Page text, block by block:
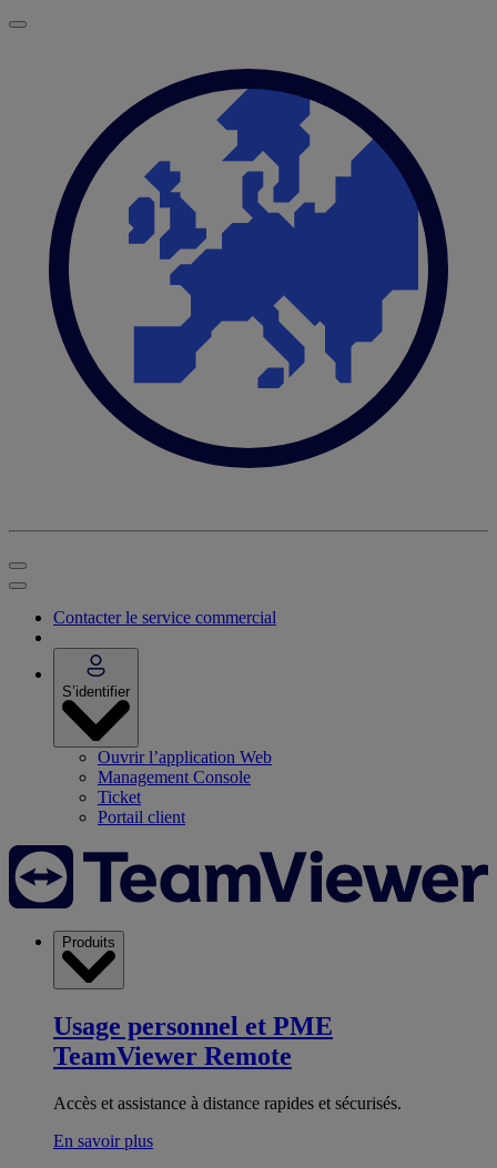
Contacter le service commercial
S’identifier
Ouvrir l’application Web
Management Console
Ticket
Portail client
Produits
Usage personnel et PME
TeamViewer Remote
Accès et assistance à distance rapides et sécurisés.
En savoir plus